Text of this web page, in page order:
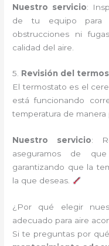
Nuestro servicio:
de tu equipo para
obstrucciones ni
calidad del aire.
5. Revisión del
El termostato es el
está funcionando
temperatura de manera
Nuestro servicio:
aseguramos de
garantizando que la
la que deseas.
¿Por qué elegir
adecuado para aire
Si te preguntas por